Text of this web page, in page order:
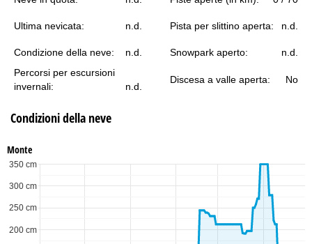
Ultima nevicata: n.d. Pista per slittino aperta: n.d.
Condizione della neve: n.d. Snowpark aperto:
n.d.
Percorsi per escursioni
invernali:
n.d.
Discesa a valle aperta: No
Condizioni della neve
Monte
200 cm
250 cm
300 cm
350 cm